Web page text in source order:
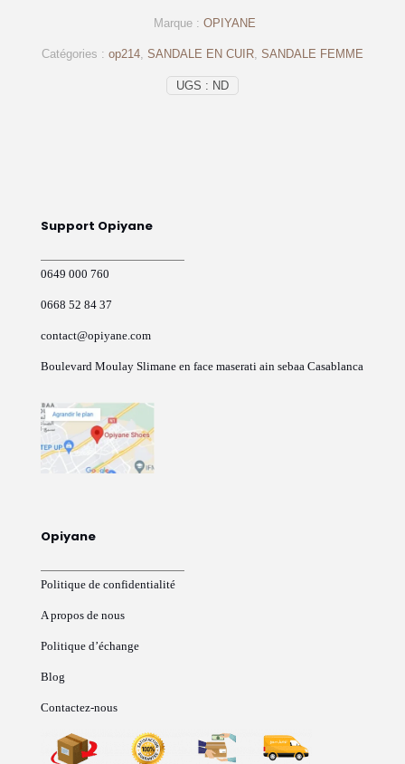
véritable
UGS : ND
Catégories : op214 SANDALE EN CUIR SANDALE FEMME
Marque : OPIYANE
Support Opiyane
0649 000 760
0668 52 84 37
contact@opiyane.com
Boulevard Moulay Slimane en face maserati ain sebaa Casablanca
Opiyane
Politique de confidentialité
A propos de nous
Politique d’échange
Blog
Contactez-nous